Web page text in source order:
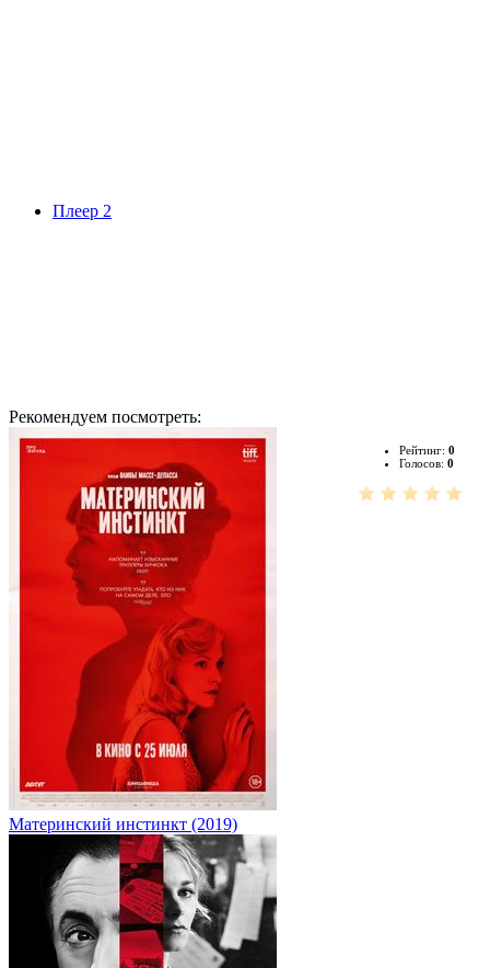
Плеер 2
Рекомендуем посмотреть:
Рейтинг: 0
Голосов: 0
Материнский инстинкт (2019)